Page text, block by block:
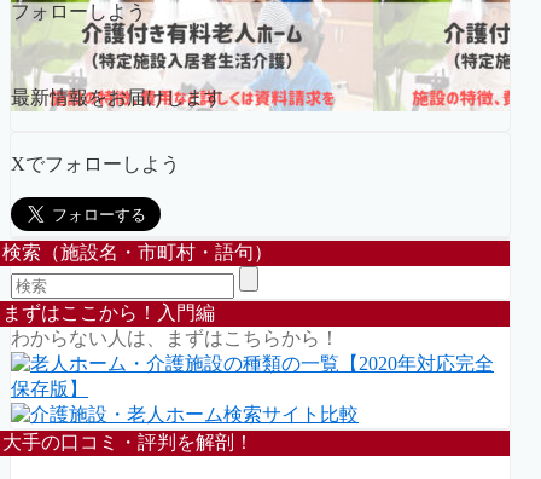
フォローしよう
最新情報をお届けします
Xでフォローしよう
検索（施設名・市町村・語句）
まずはここから！入門編
わからない人は、まずはこちらから！
大手の口コミ・評判を解剖！